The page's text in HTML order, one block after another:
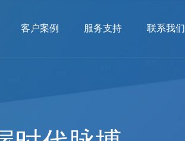
客户案例 服务支持 联系我们